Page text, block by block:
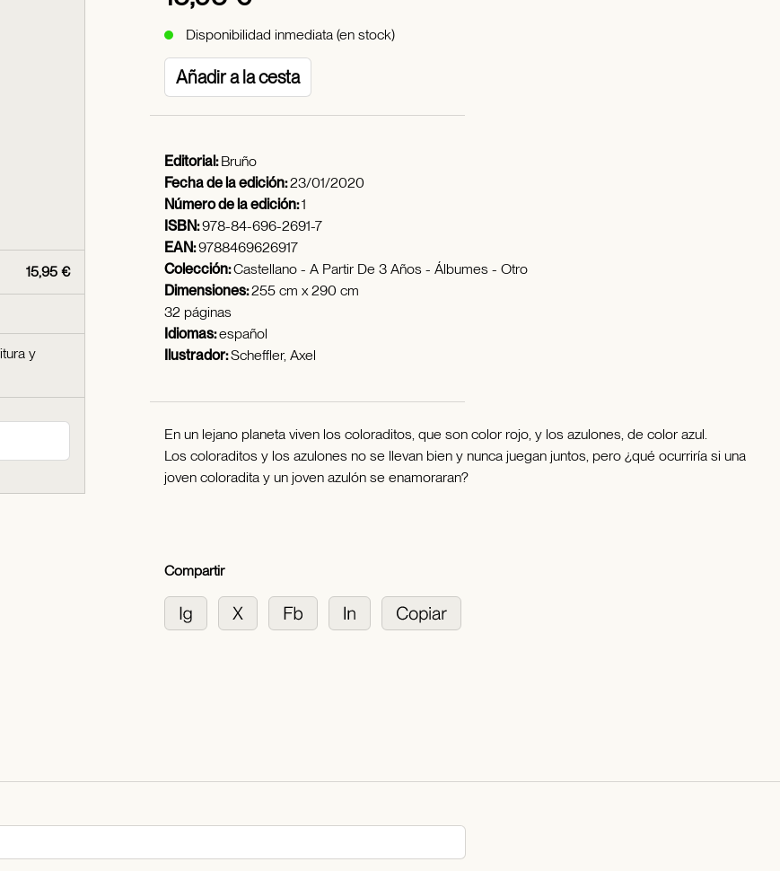
Disponibilidad inmediata (en stock)
Añadir a la cesta
15,95 €
y
Editorial:Bruño
Fecha de la edición:23/01/2020
Número de la edición:1
ISBN:978-84-696-2691-7
EAN:9788469626917
Colección:Castellano - A Partir De 3 Años - Álbumes - Otro
Dimensiones:255 cm x 290 cm
32 páginas
Idiomas:español
Ilustrador:Scheffler, Axel
En un lejano planeta viven los coloraditos, que son color rojo, y los azulones, de color azul.
Los coloraditos y los azulones no se llevan bien y nunca juegan juntos, pero ¿qué ocurriría si una
joven coloradita y un joven azulón se enamoraran?
Compartir